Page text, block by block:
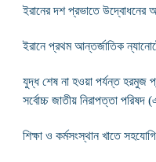
ইরানের দশ প্রভাতে উদ্বোধনের
ইরানে প্রথম আন্তর্জাতিক
যুদ্ধ শেষ না হওয়া পর্যন্ত হরমুজ
সর্বোচ্চ জাতীয় নিরাপত্তা
শিক্ষা ও কর্মসংস্থান খাতে